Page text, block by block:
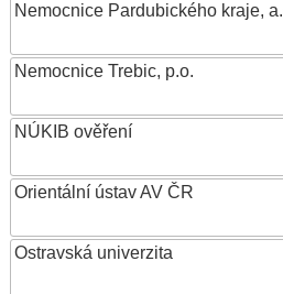
Nemocnice Pardubického kraje,
Nemocnice Trebic, p.o.
NÚKIB ověření
Orientální ústav AV ČR
Ostravská univerzita